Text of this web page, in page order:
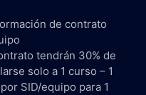
de contrato
tendrán 30% de
solo a 1 curso – 1
SID/equipo para 1